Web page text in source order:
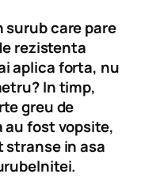
surub care pare
rezistenta
aplica forta, nu
In timp,
greu de
fost vopsite,
in asa